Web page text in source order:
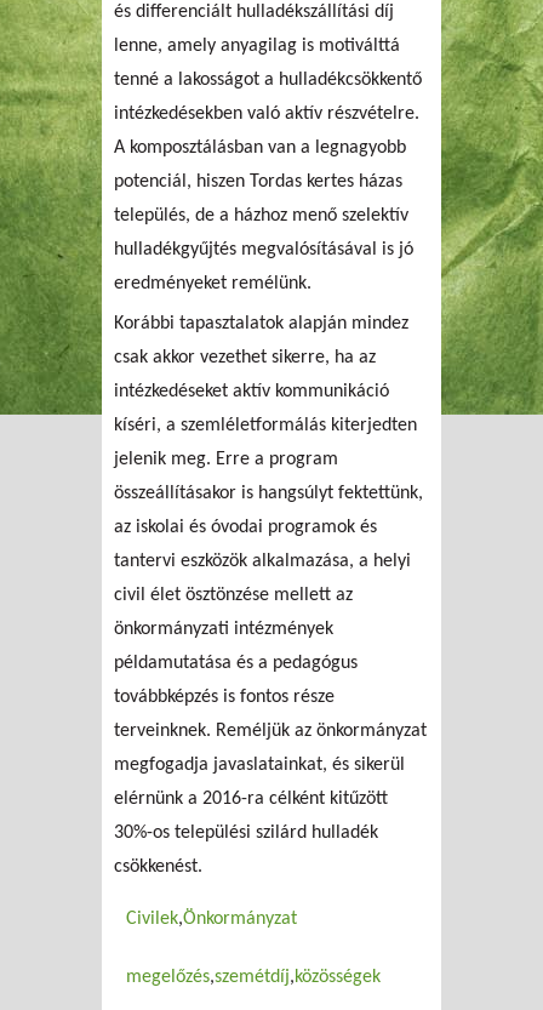
és differenciált hulladékszállítási díj
lenne, amely anyagilag is motiválttá
tenné a lakosságot a hulladékcsökkentő
intézkedésekben való aktív részvételre.
A komposztálásban van a legnagyobb
potenciál, hiszen Tordas kertes házas
település, de a házhoz menő szelektív
hulladékgyűjtés megvalósításával is jó
eredményeket remélünk.
Korábbi tapasztalatok alapján mindez
csak akkor vezethet sikerre, ha az
intézkedéseket aktív kommunikáció
kíséri, a szemléletformálás kiterjedten
jelenik meg. Erre a program
összeállításakor is hangsúlyt fektettünk,
az iskolai és óvodai programok és
tantervi eszközök alkalmazása, a helyi
civil élet ösztönzése mellett az
önkormányzati intézmények
példamutatása és a pedagógus
továbbképzés is fontos része
terveinknek. Reméljük az önkormányzat
megfogadja javaslatainkat, és sikerül
elérnünk a 2016-ra célként kitűzött
30%-os települési szilárd hulladék
csökkenést.
Civilek Önkormányzat
megelőzés szemétdíj közösségek